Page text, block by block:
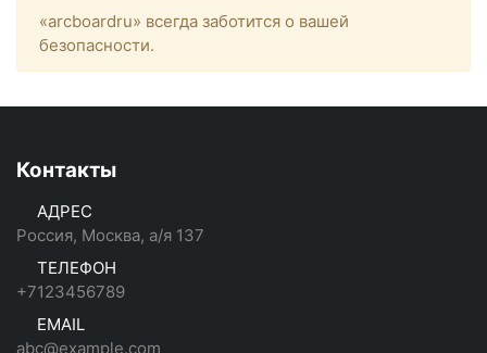
«arcboardru» всегда заботится о вашей
безопасности.
Контакты
АДРЕС
Россия, Москва, а/я 137
ТЕЛЕФОН
+7123456789
EMAIL
abc@example.com